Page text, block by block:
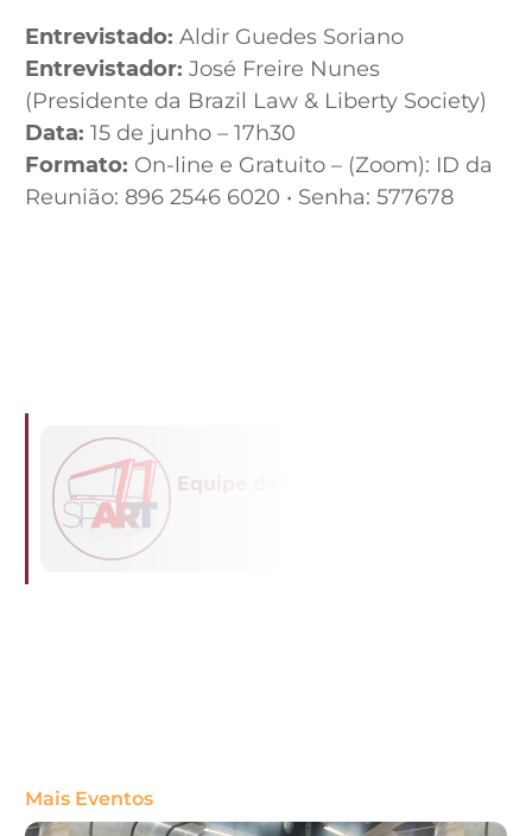
Entrevistado: Aldir Guedes Soriano
Entrevistador: José Freire Nunes
(Presidente da Brazil Law & Liberty Society)
Data: 15 de junho – 17h30
Formato: On-line e Gratuito – (Zoom): ID da
Reunião: 896 2546 6020 • Senha: 577678
Equipe de Redação
Mais Eventos